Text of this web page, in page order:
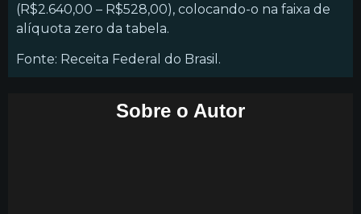
(R$2.640,00 – R$528,00), colocando-o na faixa de
alíquota zero da tabela.
Fonte: Receita Federal do Brasil.
Sobre o Autor